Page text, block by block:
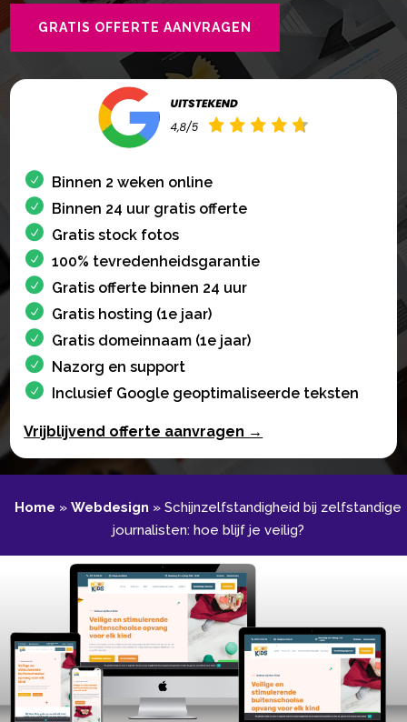
GRATIS OFFERTE AANVRAGEN
Binnen 2 weken online
Binnen 24 uur gratis offerte
Gratis stock fotos
100% tevredenheidsgarantie
Gratis offerte binnen 24 uur
Gratis hosting (1e jaar)
Gratis domeinnaam (1e jaar)
Nazorg en support
Inclusief Google geoptimaliseerde teksten
Vrijblijvend offerte aanvragen →
Home » Webdesign » Schijnzelfstandigheid bij zelfstandige
journalisten: hoe blijf je veilig?